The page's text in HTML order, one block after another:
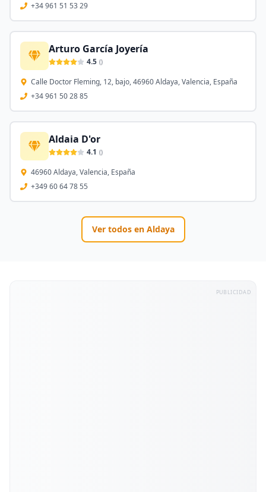
+34 961 51 53 29
Arturo García Joyería
4.5 ()
Calle Doctor Fleming, 12, bajo, 46960 Aldaya, Valencia, España
+34 961 50 28 85
Aldaia D'or
4.1 ()
46960 Aldaya, Valencia, España
+349 60 64 78 55
Ver todos en Aldaya
PUBLICIDAD